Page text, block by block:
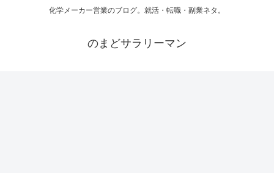
化学メーカー営業のブログ。就活・転職・副業ネタ。
のまどサラリーマン